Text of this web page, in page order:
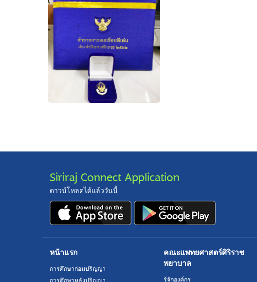
Siriraj Connect Application
ดาวน์โหลดได้แล้ววันนี้
หน้าแรก
การศึกษาก่อนปริญญา
คณะแพทยศาสตร์ศิริราช
พยาบาล
รู้จักองค์กร